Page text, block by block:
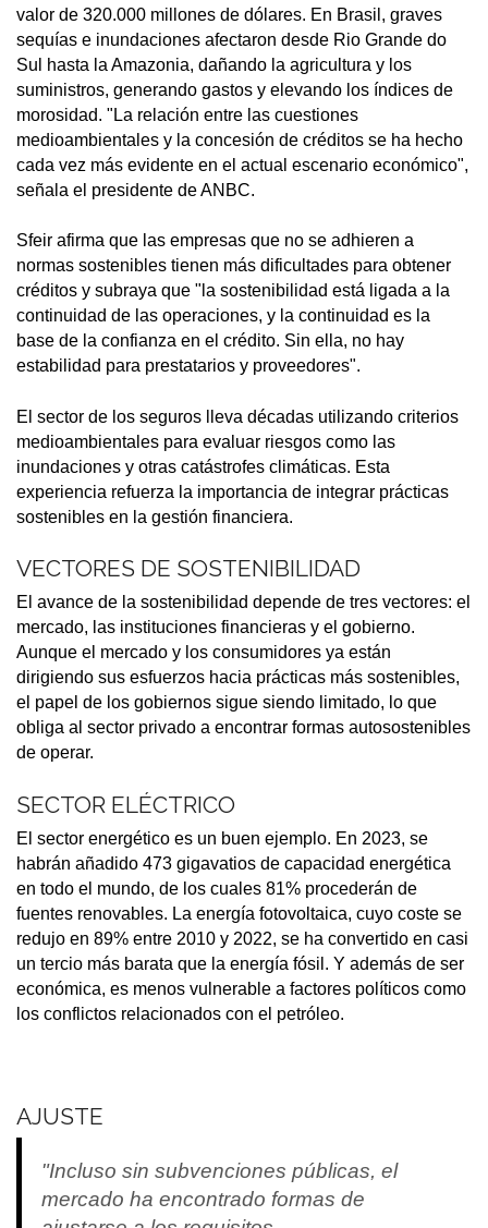
valor de 320.000 millones de dólares. En Brasil, graves
sequías e inundaciones afectaron desde Rio Grande do
Sul hasta la Amazonia, dañando la agricultura y los
suministros, generando gastos y elevando los índices de
morosidad. "La relación entre las cuestiones
medioambientales y la concesión de créditos se ha hecho
cada vez más evidente en el actual escenario económico",
señala el presidente de ANBC.
Sfeir afirma que las empresas que no se adhieren a
normas sostenibles tienen más dificultades para obtener
créditos y subraya que "la sostenibilidad está ligada a la
continuidad de las operaciones, y la continuidad es la
base de la confianza en el crédito. Sin ella, no hay
estabilidad para prestatarios y proveedores".
El sector de los seguros lleva décadas utilizando criterios
medioambientales para evaluar riesgos como las
inundaciones y otras catástrofes climáticas. Esta
experiencia refuerza la importancia de integrar prácticas
sostenibles en la gestión financiera.
VECTORES DE SOSTENIBILIDAD
El avance de la sostenibilidad depende de tres vectores: el
mercado, las instituciones financieras y el gobierno.
Aunque el mercado y los consumidores ya están
dirigiendo sus esfuerzos hacia prácticas más sostenibles,
el papel de los gobiernos sigue siendo limitado, lo que
obliga al sector privado a encontrar formas autosostenibles
de operar.
SECTOR ELÉCTRICO
El sector energético es un buen ejemplo. En 2023, se
habrán añadido 473 gigavatios de capacidad energética
en todo el mundo, de los cuales 81% procederán de
fuentes renovables. La energía fotovoltaica, cuyo coste se
redujo en 89% entre 2010 y 2022, se ha convertido en casi
un tercio más barata que la energía fósil. Y además de ser
económica, es menos vulnerable a factores políticos como
los conflictos relacionados con el petróleo.
AJUSTE
"Incluso sin subvenciones públicas, el
mercado ha encontrado formas de